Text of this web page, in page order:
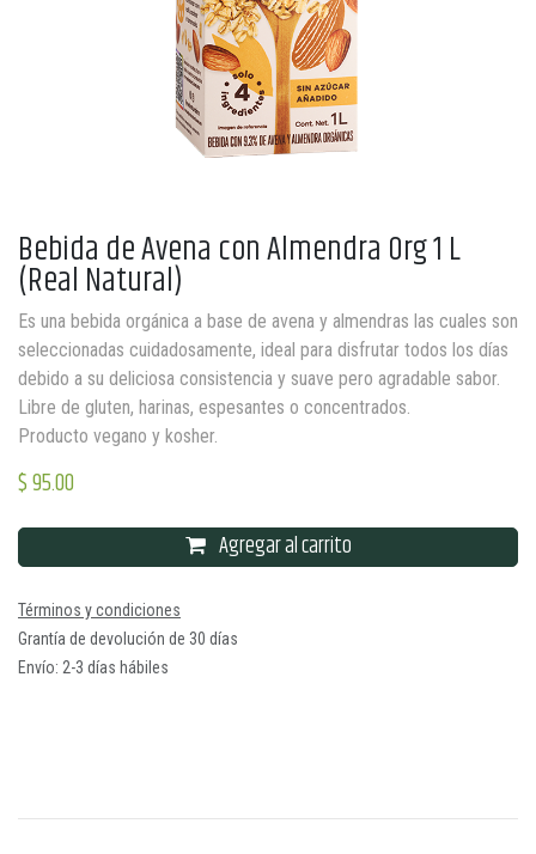
Bebida de Avena con Almendra Org 1 L
(Real Natural)
Es una bebida orgánica a base de avena y almendras las cuales son
seleccionadas cuidadosamente, ideal para disfrutar todos los días
debido a su deliciosa consistencia y suave pero agradable sabor.
Libre de gluten, harinas, espesantes o concentrados.
Producto vegano y kosher.
$95.00
Agregar al carrito
Términos y condiciones
Grantía de devolución de 30 días
Envío: 2-3 días hábiles